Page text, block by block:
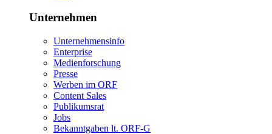
Unternehmen
Unternehmensinfo
Enterprise
Medienforschung
Presse
WerbenimORF
ContentSales
Publikumsrat
Jobs
Bekanntgabenlt.ORF-G